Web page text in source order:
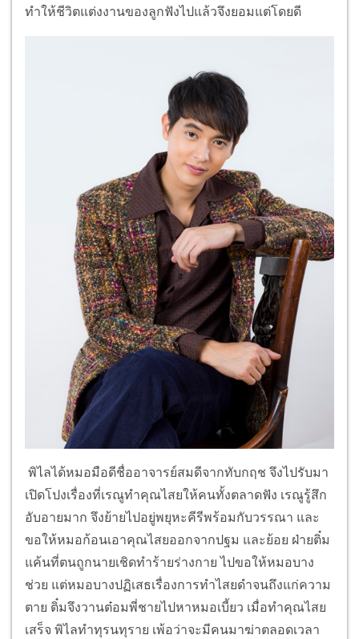
ทำให้ชีวิตแต่งงานของลูกฟังไปแล้วจึงยอมแต่โดยดี
พิไลได้หมอมือดีชื่ออาจารย์สมดีจากทับกฤช จึงไปรับมา
เปิดโปงเรื่องที่เรณูทำคุณไสยให้คนทั้งตลาดฟัง เรณูรู้สึก
อับอายมาก จึงย้ายไปอยู่พยุหะคีรีพร้อมกับวรรณา และ
ขอให้หมอก้อนเอาคุณไสยออกจากปฐม และย้อย ฝ่ายติ๋ม
แค้นที่ตนถูกนายเชิดทำร้ายร่างกาย ไปขอให้หมอบาง
ช่วย แต่หมอบางปฏิเสธเรื่องการทำไสยดำจนถึงแก่ความ
ตาย ติ๋มจึงวานต๋อมพี่ชายไปหาหมอเบี้ยว เมื่อทำคุณไสย
เสร็จ พิไลทำทุรนทุราย เพ้อว่าจะมีคนมาฆ่าตลอดเวลา